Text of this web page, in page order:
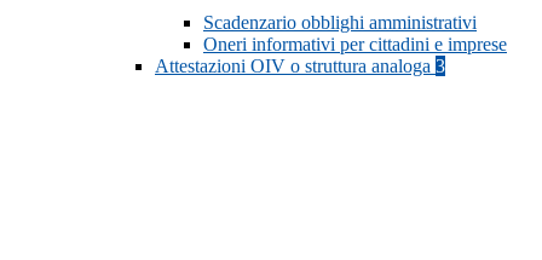
Scadenzario obblighi amministrativi
Oneri informativi per cittadini e imprese
Attestazioni OIV o struttura analoga 3